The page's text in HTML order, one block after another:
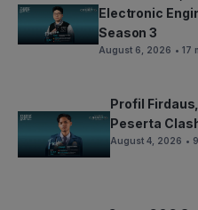
Electronic
Season 3
August 6, 2026 • 17
Profil
Peserta
August 4, 2026 •